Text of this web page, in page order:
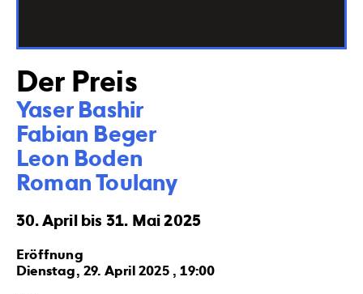
Der Preis
Yaser Bashir
Fabian Beger
Leon Boden
Roman Toulany
30. April bis 31. Mai 2025
Eröffnung
Dienstag, 29. April 2025 , 19:00